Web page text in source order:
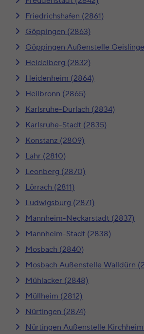
Friedrichshafen (2861)
Göppingen (2863)
Göppingen Außenstelle
Heidelberg (2832)
Heidenheim (2864)
Heilbronn (2865)
Karlsruhe-Durlach (2834)
Karlsruhe-Stadt (2835)
Konstanz (2809)
Lahr (2810)
Leonberg (2870)
Lörrach (2811)
Ludwigsburg (2871)
Mannheim-Neckarstadt (2837)
Mannheim-Stadt (2838)
Mosbach (2840)
Mosbach Außenstelle Walldürn
Mühlacker (2848)
Müllheim (2812)
Nürtingen (2874)
Nürtingen Außenstelle